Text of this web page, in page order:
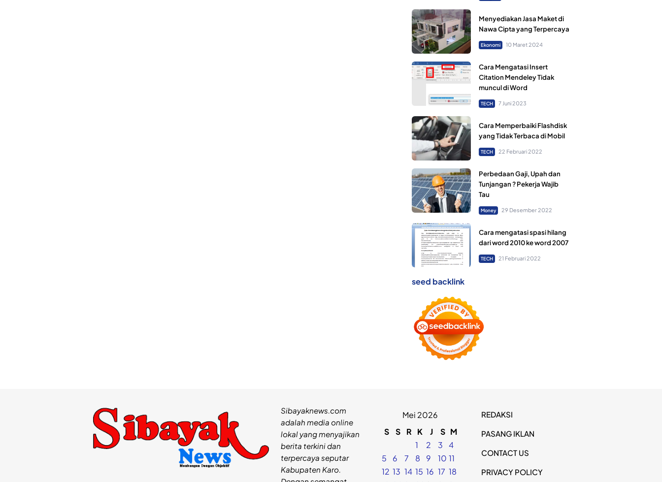
Menyediakan Jasa Maket di
Nawa Cipta yang Terpercaya
Ekonomi 10 Maret 2024
Cara Mengatasi Insert
Citation Mendeley Tidak
muncul di Word
TECH 7 Juni 2023
Cara Memperbaiki Flashdisk
yang Tidak Terbaca di Mobil
TECH 22 Februari 2022
Perbedaan Gaji, Upah dan
Tunjangan ? Pekerja Wajib
Tau
Money 29 Desember 2022
Cara mengatasi spasi hilang
dari word 2010 ke word 2007
TECH 21 Februari 2022
seed backlink
Sibayaknews.com
adalah media online
lokal yang menyajikan
berita terkini dan
terpercaya seputar
Kabupaten Karo.
Mei 2026
S
S R K J S M
1
2 3
4
5
6 7 8 9 10 11
12 13 14 15 16 17 18
REDAKSI
PASANG IKLAN
CONTACT US
PRIVACY POLICY